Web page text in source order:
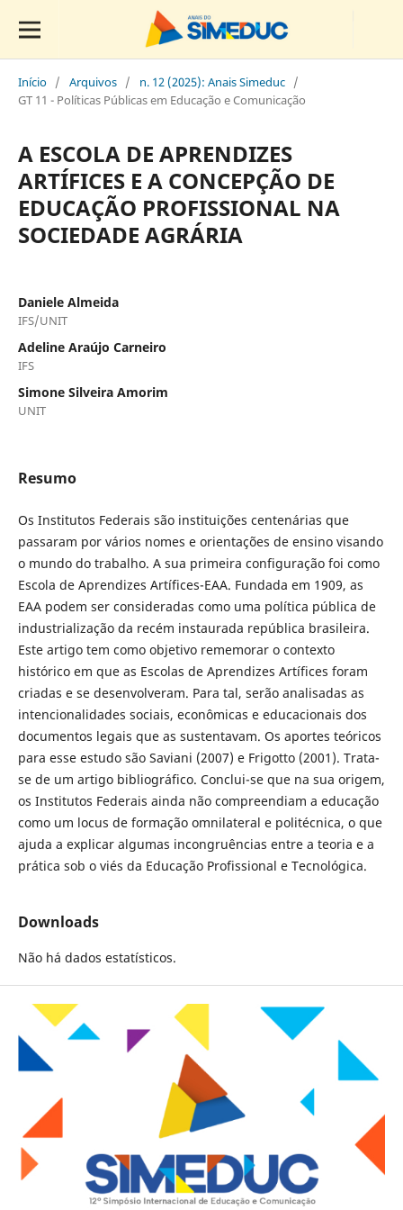
Início / Arquivos / n. 12 (2025): Anais Simeduc /
GT 11 - Políticas Públicas em Educação e Comunicação
A ESCOLA DE APRENDIZES
ARTÍFICES E A CONCEPÇÃO DE
EDUCAÇÃO PROFISSIONAL NA
SOCIEDADE AGRÁRIA
Daniele Almeida
IFS/UNIT
Adeline Araújo Carneiro
IFS
Simone Silveira Amorim
UNIT
Resumo
Os Institutos Federais são instituições centenárias que
passaram por vários nomes e orientações de ensino visando
o mundo do trabalho. A sua primeira configuração foi como
Escola de Aprendizes Artífices-EAA. Fundada em 1909, as
EAA podem ser consideradas como uma política pública de
industrialização da recém instaurada república brasileira.
Este artigo tem como objetivo rememorar o contexto
histórico em que as Escolas de Aprendizes Artífices foram
criadas e se desenvolveram. Para tal, serão analisadas as
intencionalidades sociais, econômicas e educacionais dos
documentos legais que as sustentavam. Os aportes teóricos
para esse estudo são Saviani (2007) e Frigotto (2001). Trata-
se de um artigo bibliográfico. Conclui-se que na sua origem,
os Institutos Federais ainda não compreendiam a educação
como um locus de formação omnilateral e politécnica, o que
ajuda a explicar algumas incongruências entre a teoria e a
prática sob o viés da Educação Profissional e Tecnológica.
Downloads
Não há dados estatísticos.